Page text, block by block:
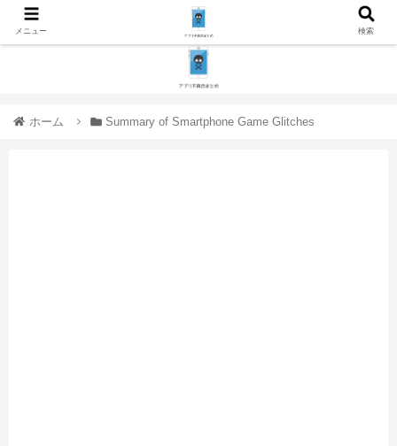
ホーム Summary of Smartphone Game Glitches
メニュー 検索